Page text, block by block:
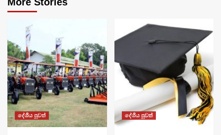
More Stories
දේශීය පුවත් දේශීය පුවත්